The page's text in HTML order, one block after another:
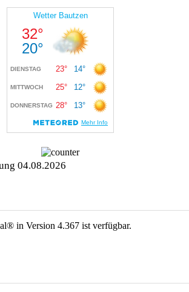
04.08.2026
in Version 4.367 ist verfügbar.